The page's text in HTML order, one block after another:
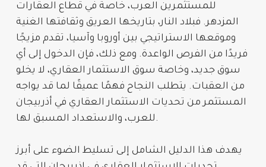
للمستثمرين العرب، خاصة في قطاع العقارات
المزدهر. فبلاد النار، بتاريخها العريق وثقافتها الغنية
وموقعها الاستراتيجي بين أوروبا وآسيا، تقدم مزيجًا
فريدًا من الفرص الواعدة. ومع ذلك، فإن الدخول إلى أي
سوق جديد، وخاصة سوق الاستثمارالعقاري، لا يخلو
من العقبات. يتطلب النجاح فهمًا عميقًا لما قد يواجه
المستثمر من تحديات الاستثمار العقاري في أذربيجان
للعرب ، والاستعداد المسبق لها.
يهدف هذا الدليل الشامل إلى تسليط الضوء على أبرز